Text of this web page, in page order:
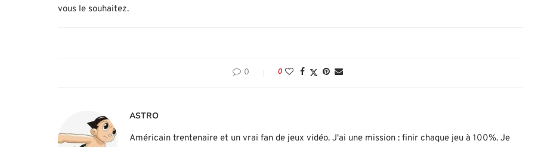
vous le souhaitez.
0 0
ASTRO
Américain trentenaire et un vrai fan de jeux vidéo. J'ai une mission : finir chaque jeu à 100%. Je